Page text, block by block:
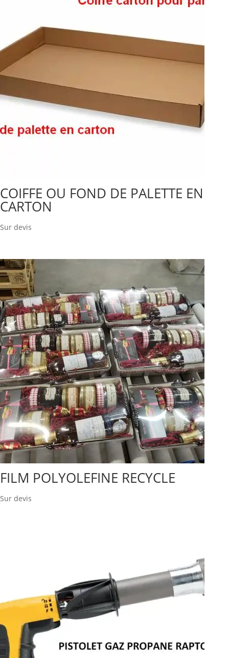
COIFFE OU FOND DE PALETTE EN
CARTON
Sur devis
FILM POLYOLEFINE RECYCLE
Sur devis